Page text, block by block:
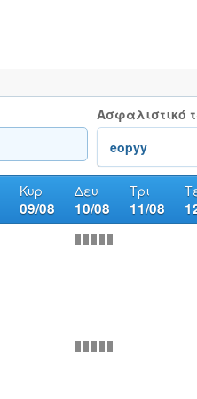
Ασφαλιστικό
Κυρ
09/08
Δευ
10/08
Τρι
11/08